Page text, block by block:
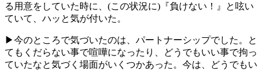
る用意をしていた時に、(この状況に)『負けない！』と呟い
ていて、ハッと気が付いた。
▶今のところで気づいたのは、パートナーシップでした。と
てもくだらない事で喧嘩になったり、どうでもいい事で拘っ
ていたなと気づく場面がいくつかあった。今は、どうでもい